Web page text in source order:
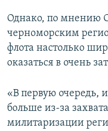
Однако, по мнению
черноморским
флота настолько
оказаться в очень
«В первую очередь,
больше из-за
милитаризации